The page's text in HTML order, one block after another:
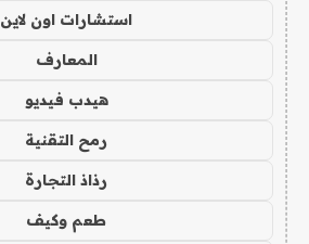
استشارات اون لاين
المعارف
هيدب فيديو
رمح التقنية
رذاذ التجارة
طعم وكيف